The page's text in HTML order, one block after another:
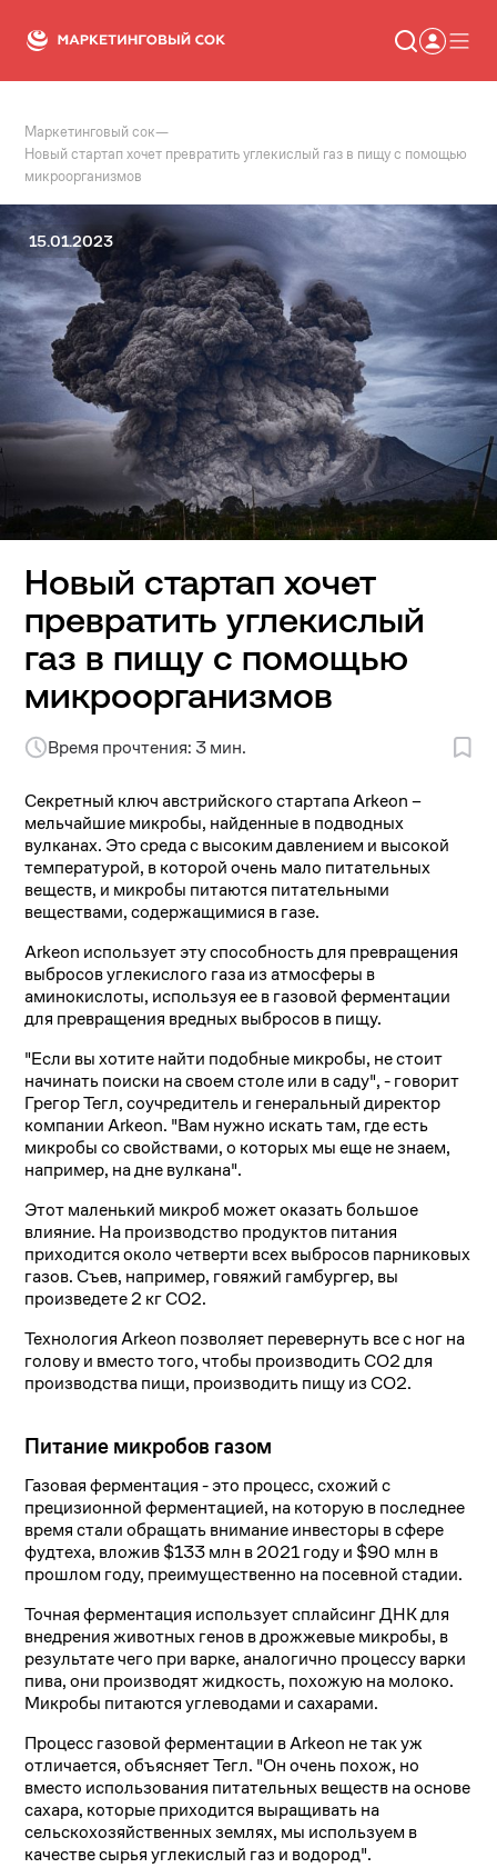
Статьи
Новости
Словарь
Консалтинг
Маркетинговый сок—
Новый стартап хочет превратить углекислый газ в пищу с помощью
микроорганизмов
15.01.2023
Новый стартап хочет
превратить углекислый
газ в пищу с помощью
микроорганизмов
Время прочтения: 3 мин.
Секретный ключ австрийского стартапа Arkeon –
мельчайшие микробы, найденные в подводных
вулканах. Это среда с высоким давлением и высокой
температурой, в которой очень мало питательных
веществ, и микробы питаются питательными
веществами, содержащимися в газе.
Arkeon использует эту способность для превращения
выбросов углекислого газа из атмосферы в
аминокислоты, используя ее в газовой ферментации
для превращения вредных выбросов в пищу.
"Если вы хотите найти подобные микробы, не стоит
начинать поиски на своем столе или в саду", - говорит
Грегор Тегл, соучредитель и генеральный директор
компании Arkeon. "Вам нужно искать там, где есть
микробы со свойствами, о которых мы еще не знаем,
например, на дне вулкана".
Этот маленький микроб может оказать большое
влияние. На производство продуктов питания
приходится около четверти всех выбросов парниковых
газов. Съев, например, говяжий гамбургер, вы
произведете 2 кг СО2.
Технология Arkeon позволяет перевернуть все с ног на
голову и вместо того, чтобы производить CO2 для
производства пищи, производить пищу из CO2.
Питание микробов газом
Газовая ферментация - это процесс, схожий с
прецизионной ферментацией, на которую в последнее
время стали обращать внимание инвесторы в сфере
фудтеха, вложив $133 млн в 2021 году и $90 млн в
прошлом году, преимущественно на посевной стадии.
Точная ферментация использует сплайсинг ДНК для
внедрения животных генов в дрожжевые микробы, в
результате чего при варке, аналогично процессу варки
пива, они производят жидкость, похожую на молоко.
Микробы питаются углеводами и сахарами.
Процесс газовой ферментации в Arkeon не так уж
отличается, объясняет Тегл. "Он очень похож, но
вместо использования питательных веществ на основе
сахара, которые приходится выращивать на
сельскохозяйственных землях, мы используем в
качестве сырья углекислый газ и водород".